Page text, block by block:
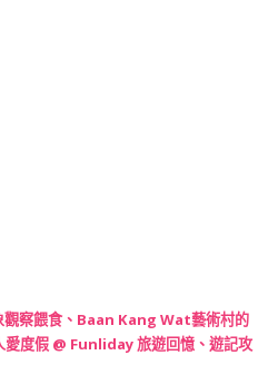
觀察餵食、Baan Kang Wat藝術村的
愛度假 @ Funliday 旅遊回憶、遊記攻